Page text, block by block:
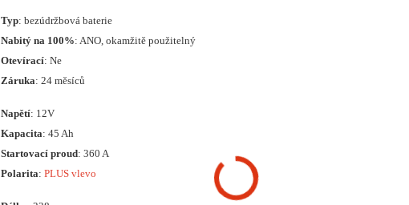
Typ: bezúdržbová baterie
Nabitý na 100%: ANO, okamžitě použitelný
Otevírací: Ne
Záruka: 24 měsíců
Napětí: 12V
Kapacita: 45 Ah
Startovací proud: 360 A
Polarita: PLUS vlevo